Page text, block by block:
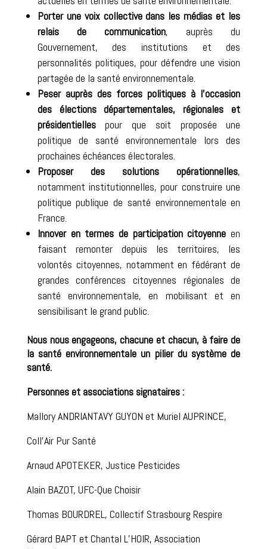
Porter une voix collective dans les médias et les
relais de communication, auprès du
Gouvernement, des institutions et des
personnalités politiques, pour défendre une vision
partagée de la santé environnementale.
Peser auprès des forces politiques à l’occasion
des élections départementales, régionales et
présidentiellespour que soit proposée une
politique de santé environnementale lors des
prochaines échéances électorales.
Proposer des solutions opérationnelles,
notamment institutionnelles, pour construire une
politique publique de santé environnementale en
France.
Innover en termes de participation citoyenne en
faisant remonter depuis les territoires, les
volontés citoyennes, notamment en fédérant de
grandes conférences citoyennes régionales de
santé environnementale, en mobilisant et en
sensibilisant le grand public.
Nous nous engageons, chacune et chacun, à faire de
la santé environnementale un pilier du système de
santé.
Personnes et associations signataires :
Mallory ANDRIANTAVY GUYON et Muriel AUPRINCE,
Coll’Air Pur Santé
Arnaud APOTEKER, Justice Pesticides
Alain BAZOT, UFC-Que Choisir
Thomas BOURDREL, Collectif Strasbourg Respire
Gérard BAPT et Chantal L’HOIR, Association